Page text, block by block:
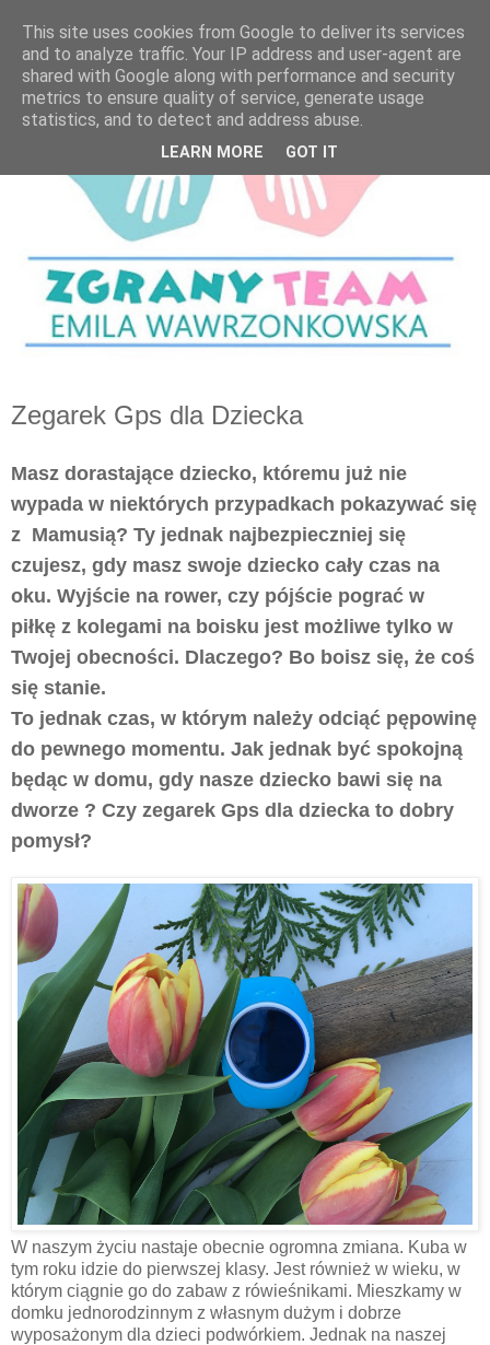
Zegarek Gps dla Dziecka
Masz dorastające dziecko, któremu już nie
wypada w niektórych przypadkach pokazywać się
z Mamusią? Ty jednak najbezpieczniej się
czujesz, gdy masz swoje dziecko cały czas na
oku. Wyjście na rower, czy pójście pograć w
piłkę z kolegami na boisku jest możliwe tylko w
Twojej obecności. Dlaczego? Bo boisz się, że coś
się stanie.
To jednak czas, w którym należy odciąć pępowinę
do pewnego momentu. Jak jednak być spokojną
będąc w domu, gdy nasze dziecko bawi się na
dworze ? Czy zegarek Gps dla dziecka to dobry
pomysł?
W naszym życiu nastaje obecnie ogromna zmiana. Kuba w
tym roku idzie do pierwszej klasy. Jest również w wieku, w
którym ciągnie go do zabaw z rówieśnikami. Mieszkamy w
domku jednorodzinnym z własnym dużym i dobrze
wyposażonym dla dzieci podwórkiem. Jednak na naszej
This site uses cookies from Google to deliver its services
and to analyze traffic. Your IP address and user-agent are
shared with Google along with performance and security
metrics to ensure quality of service, generate usage
statistics, and to detect and address abuse.
LEARN MORE GOT IT